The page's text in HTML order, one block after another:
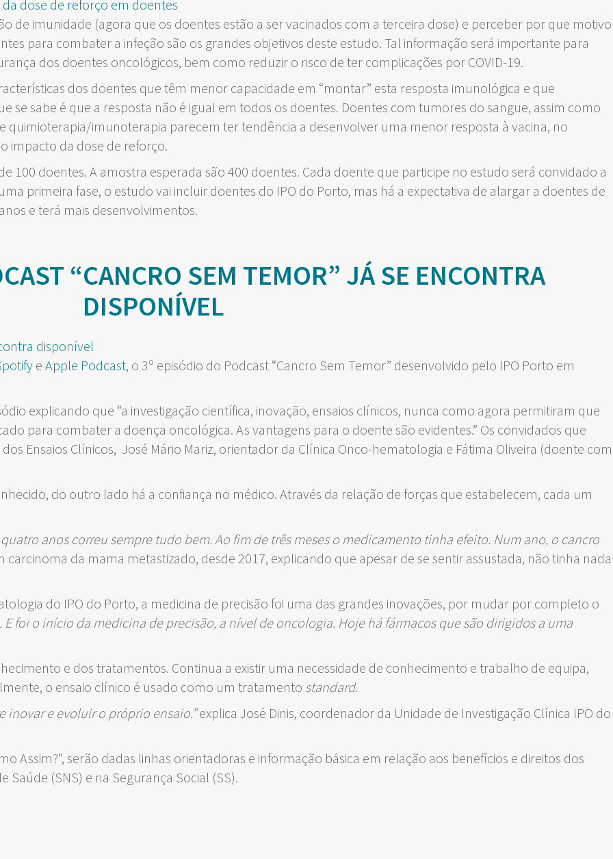
de imunidade (agora que os doentes estão a ser vacinados com a terceira dose) e perceber por que motivo
para combater a infeção são os grandes objetivos deste estudo. Tal informação será importante para
dos doentes oncológicos, bem como reduzir o risco de ter complicações por COVID-19.
dos doentes que têm menor capacidade em “montar” esta resposta imunológica e que
se sabe é que a resposta não é igual em todos os doentes. Doentes com tumores do sangue, assim como
imunoterapia parecem ter tendência a desenvolver uma menor resposta à vacina, no
impacto da dose de reforço.
100 doentes. A amostra esperada são 400 doentes. Cada doente que participe no estudo será convidado a
primeira fase, o estudo vai incluir doentes do IPO do Porto, mas há a expectativa de alargar a doentes de
e terá mais desenvolvimentos.
“CANCRO SEM TEMOR” JÁ SE ENCONTRA
DISPONÍVEL
e Apple Podcast, o 3º episódio do Podcast “Cancro Sem Temor” desenvolvido pelo IPO Porto em
explicando que “a investigação científica, inovação, ensaios clínicos, nunca como agora permitiram que
para combater a doença oncológica. As vantagens para o doente são evidentes.” Os convidados que
Ensaios Clínicos, José Mário Mariz, orientador da Clínica Onco-hematologia e Fátima Oliveira (doente com
do outro lado há a confiança no médico. Através da relação de forças que estabelecem, cada um
anos correu sempre tudo bem. Ao fim de três meses o medicamento tinha efeito. Num ano, o cancro
carcinoma da mama metastizado, desde 2017, explicando que apesar de se sentir assustada, não tinha nada
do IPO do Porto, a medicina de precisão foi uma das grandes inovações, por mudar por completo o
E foi o início da medicina de precisão, a nível de oncologia. Hoje há fármacos que são dirigidos a uma
e dos tratamentos. Continua a existir uma necessidade de conhecimento e trabalho de equipa,
o ensaio clínico é usado como um tratamento standard.
inovar e evoluir o próprio ensaio.”explica José Dinis, coordenador da Unidade de Investigação Clínica IPO do
Assim?”, serão dadas linhas orientadoras e informação básica em relação aos benefícios e direitos dos
(SNS) e na Segurança Social (SS).